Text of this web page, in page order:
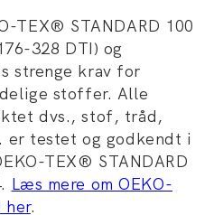
TEX® STANDARD 100
328 DTI) og
strenge krav for
stoffer. Alle
dvs., stof, tråd,
testet og godkendt i
TEX® STANDARD
Læs mere om OEKO-
her.